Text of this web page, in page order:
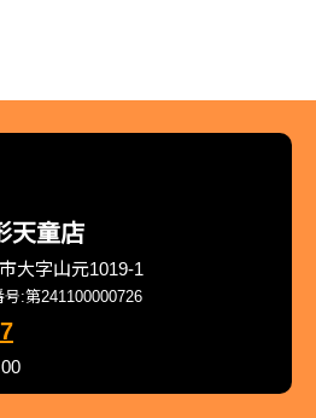
天童店
大字山元1019-1
:第241100000726